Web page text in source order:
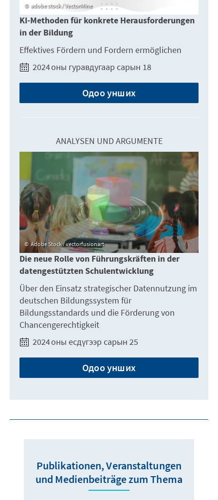
adobe stock / VectorMine
KI-Methoden für konkrete Herausforderungen
in der Bildung
Effektives Fördern und Fordern ermöglichen
2024 оны гуравдугаар сарын 18
Одоо унших
ANALYSEN UND ARGUMENTE
Adobe Stock / vectorfusionart
Die neue Rolle von Führungskräften in der
datengestützten Schulentwicklung
Über den Einsatz strategischer Datennutzung im
deutschen Bildungssystem für
Bildungsstandards und die Förderung von
Chancengerechtigkeit
2024 оны есдүгээр сарын 25
Одоо унших
Publikationen, Veranstaltungen
und Medienbeiträge zum Thema